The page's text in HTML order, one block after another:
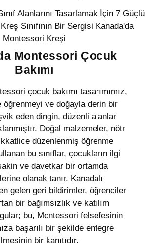
Montessori Çocuk
Bakımı
çocuk bakımı tasarımımız,
öğrenmeyi ve doğayla derin bir
eden dingin, düzenli alanlar
Doğal malzemeler, nötr
düzenlenmiş öğrenme
bu sınıflar, çocukların ilgi
ve davetkar bir ortamda
olanak tanır. Kanadalı
gelen geri bildirimler, öğrenciler
bir bağımsızlık ve katılım
bu, Montessori felsefesinin
başarılı bir şekilde entegre
bir kanıtıdır.